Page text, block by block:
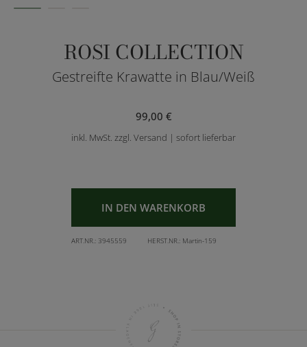
ROSI COLLECTION
Gestreifte Krawatte in Blau/Weiß
99,00 €
inkl. MwSt. zzgl. Versand | sofort lieferbar
IN DEN WARENKORB
ART.NR.: 3945559 HERST.NR.: Martin-159